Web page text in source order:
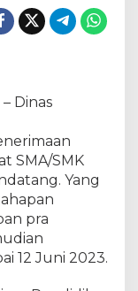
Dinas
SMA/SMK
Yang
pra
12 Juni 2023.